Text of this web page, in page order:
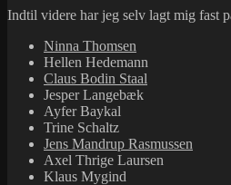
Indtil videre har jeg selv lagt mig fast
Ninna Thomsen
Hellen Hedemann
Claus Bodin Staal
Jesper Langebæk
Ayfer Baykal
Trine Schaltz
Jens Mandrup Rasmussen
Axel Thrige Laursen
Klaus Mygind